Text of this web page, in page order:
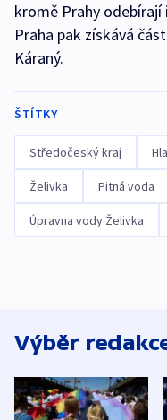
kromě Prahy odebírají
Praha pak získává
Káraný.
ŠTÍTKY
Středočeský kraj
Želivka Pitná voda
Úpravna vody Želivka
Výběr